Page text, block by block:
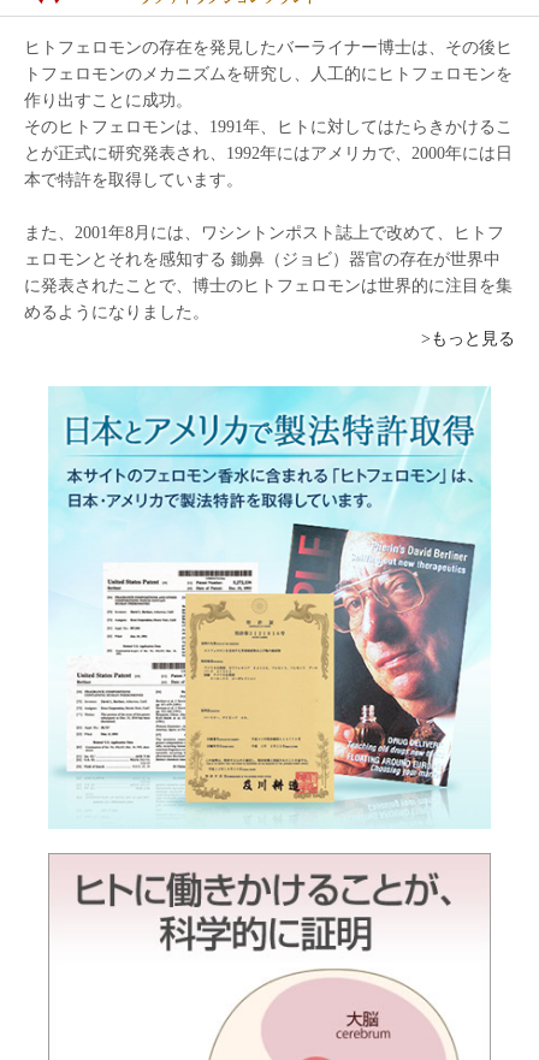
ヒトフェロモンの存在を発見したバーライナー博士は、その後ヒ
トフェロモンのメカニズムを研究し、人工的にヒトフェロモンを
作り出すことに成功。
そのヒトフェロモンは、1991年、ヒトに対してはたらきかけるこ
とが正式に研究発表され、1992年にはアメリカで、2000年には日
本で特許を取得しています。
また、2001年8月には、ワシントンポスト誌上で改めて、ヒトフ
ェロモンとそれを感知する 鋤鼻（ジョビ）器官の存在が世界中
に発表されたことで、博士のヒトフェロモンは世界的に注目を集
めるようになりました。
>もっと見る